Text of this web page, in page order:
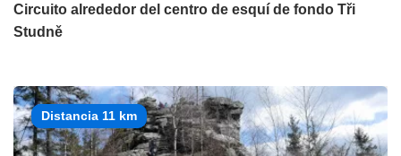
Circuito alrededor del centro de esquí de fondo Tři
Studně
Distancia 11 km